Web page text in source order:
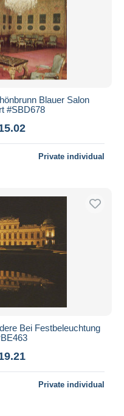
Blauer Salon
#SBD678
Private individual
Bei Festbeleuchtung
Private individual